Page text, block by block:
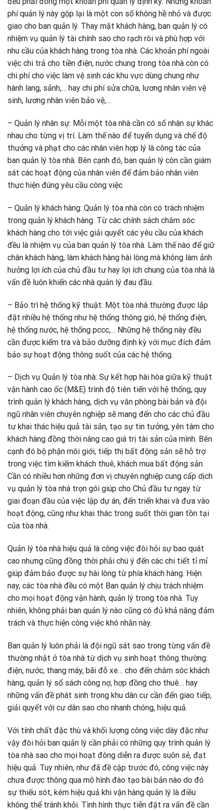
phí quản lý này gộp lại là một con số không hề nhỏ và được
giao cho ban quản lý. Thay mặt khách hàng, ban quản lý có
nhiệm vụ quản lý tài chính sao cho rạch ròi và phù hợp với
nhu cầu của khách hàng trong tòa nhà. Các khoản phí ngoài
việc chi trả cho tiền điện, nước chung trong tòa nhà còn có
chi phí cho việc làm vệ sinh các khu vực dùng chung như
hành lang, sảnh,… hay chi phí sửa chữa, lương nhân viên vệ
sinh, lương nhân viên bảo vệ,…
– Quản lý nhân sự: Mỗi một tòa nhà cần có số nhân sự khác
nhau cho từng vị trí. Làm thế nào để tuyển dụng và chế độ
thưởng và phạt cho các nhân viên hợp lý là công tác của
ban quản lý tòa nhà. Bên cạnh đó, ban quản lý còn cần giám
sát các hoạt động của nhân viên để đảm bảo nhân viên
thực hiện đúng yêu cầu công việc.
– Quản lý khách hàng: Quản lý tòa nhà còn có trách nhiệm
trong quản lý khách hàng. Từ các chính sách chăm sóc
khách hàng cho tới việc giải quyết các yêu cầu của khách
đều là nhiệm vụ của ban quản lý tòa nhà. Làm thế nào để giữ
chân khách hàng, làm khách hàng hài lòng mà không làm ảnh
hưởng lợi ích của chủ đầu tư hay lợi ích chung của tòa nhà là
vấn đề luôn khiến các nhà quản lý đau đầu.
– Bảo trì hệ thống kỹ thuật: Một tòa nhà thường được lắp
đặt nhiều hệ thống như hệ thống thông gió, hệ thống điện,
hệ thống nước, hệ thống pccc,… Những hệ thống này đều
cần được kiểm tra và bảo dưỡng định kỳ với mục đích đảm
bảo sự hoạt động thông suốt của các hệ thống.
– Dịch vụ Quản lý tòa nhà: Sự kết hợp hài hòa giữa kỹ thuật
vận hành cao ốc (M&E) trình độ tiên tiến với hệ thống, quy
trình quản lý khách hàng, dịch vụ văn phòng bài bản và đội
ngũ nhân viên chuyên nghiệp sẽ mang đến cho các chủ đầu
tư khai thác hiệu quả tài sản, tạo sự tin tưởng, yên tâm cho
khách hàng đồng thời nâng cao giá trị tài sản của mình. Bên
cạnh đó bộ phận môi giới, tiếp thị bất động sản sẽ hỗ trợ
trong việc tìm kiếm khách thuê, khách mua bất động sản.
Cần có nhiều hơn những đơn vị chuyên nghiệp cung cấp dịch
vụ quản lý tòa nhà trọn gói giúp cho Chủ đầu tư ngay từ
giai đoạn đầu của việc lập dự án, đến triển khai và đưa vào
hoạt động, cũng như khai thác trong suốt thời gian tồn tại
của tòa nhà.
Quản lý tòa nhà hiệu quả là công việc đòi hỏi sự bao quát
cao nhưng cũng đồng thời phải chú ý đến các chi tiết tỉ mỉ
giúp đảm bảo được sự hài lòng từ phía khách hàng. Hiện
nay, các tòa nhà đều có một Ban quản lý chịu trách nhiệm
cho mọi hoạt động vận hành, quản lý trong tòa nhà. Tuy
nhiên, không phải ban quản lý nào cũng có đủ khả năng đảm
trách và thực hiện công việc khó nhằn này.
Ban quản lý luôn phải là đội ngũ sát sao trong từng vấn đề
thường nhật ở tòa nhà từ dịch vụ sinh hoạt thông thường:
điện, nước, thang máy, bãi đỗ xe… cho đến chăm sóc khách
hàng, quản lý sổ sách công nợ, hợp đồng cho thuê… hay
những vấn đề phát sinh trong khu dân cư cần đến giao tiếp,
giải quyết với cư dân sao cho nhanh chóng, hiệu quả.
Với tính chất đặc thù và khối lượng công việc dày đặc như
vậy đòi hỏi ban quản lý cần phải có những quy trình quản lý
tòa nhà sao cho mọi hoạt đông diễn ra được suôn sẻ, đạt
hiệu quả. Tuy nhiên, như đã đề cập trước đó, công việc này
chưa được thông qua mô hình đào tạo bài bản nào do đó
sự thiếu sót, kém hiệu quả khi vận hàng quản lý là điều
không thể tránh khỏi. Tình hình thực tiễn đặt ra vấn đề cần